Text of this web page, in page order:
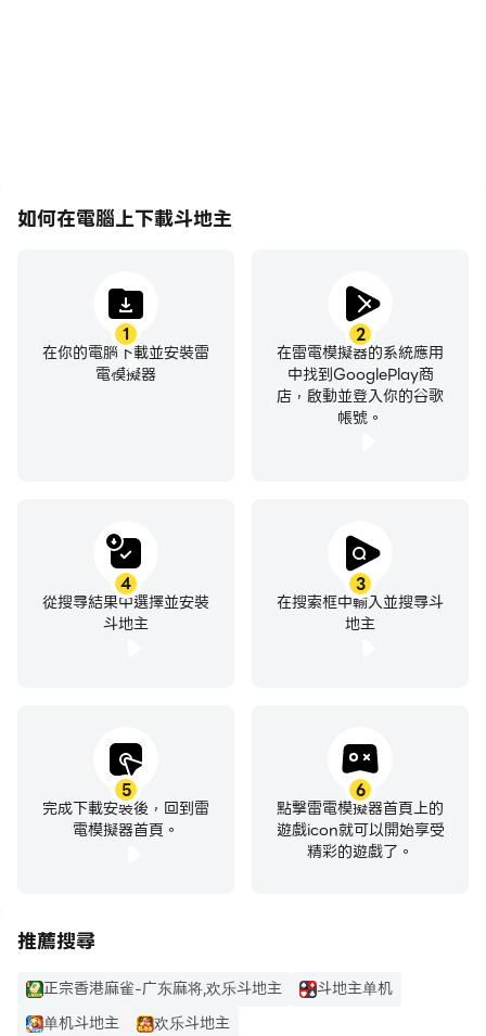
如何在電腦上下載斗地主
1
在你的電腦下載並安裝雷
電模擬器
2
在雷電模擬器的系統應用
中找到GooglePlay商
店，啟動並登入你的谷歌
帳號。
3
在搜索框中輸入並搜尋斗
地主
4
從搜尋結果中選擇並安裝
斗地主
5
完成下載安裝後，回到雷
電模擬器首頁。
6
點擊雷電模擬器首頁上的
遊戲icon就可以開始享受
精彩的遊戲了。
推薦搜尋
正宗香港麻雀-广东麻将,欢乐斗地主
斗地主单机
单机斗地主
欢乐斗地主